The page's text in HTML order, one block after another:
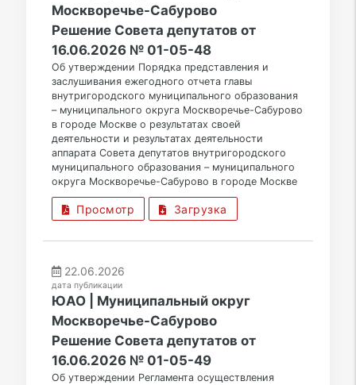
Москворечье-Сабурово
Решение Совета депутатов от
16.06.2026 № 01-05-48
Об утверждении Порядка представления и
заслушивания ежегодного отчета главы
внутригородского муниципального образования
– муниципального округа Москворечье-Сабурово
в городе Москве о результатах своей
деятельности и результатах деятельности
аппарата Совета депутатов внутригородского
муниципального образования – муниципального
округа Москворечье-Сабурово в городе Москве
Просмотр Загрузка
22.06.2026
дата публикации
ЮАО | Муниципальный округ
Москворечье-Сабурово
Решение Совета депутатов от
16.06.2026 № 01-05-49
Об утверждении Регламента осуществления